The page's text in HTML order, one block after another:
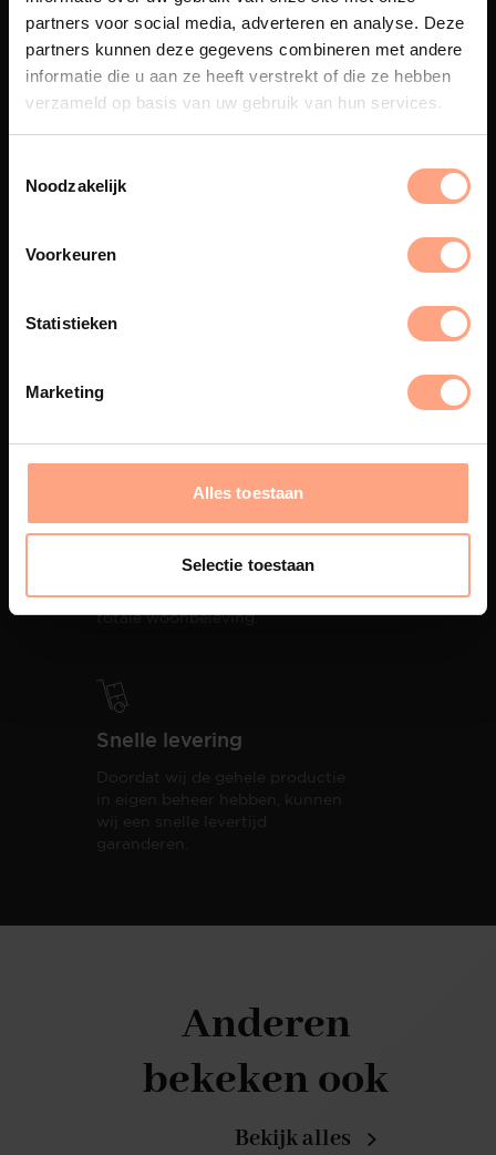
partners voor social media, adverteren en analyse. Deze
partners kunnen deze gegevens combineren met andere
informatie die u aan ze heeft verstrekt of die ze hebben
verzameld op basis van uw gebruik van hun services.
Noodzakelijk
Voorkeuren
Statistieken
Marketing
Alles toestaan
Selectie toestaan
Maatwerk
Een exclusieve handgemaakte
De meubelen worden in onze
componenten lak.
ontzorging van eerste schets tot
oplevering,met als resultaat een
totale woonbeleving.
Snelle levering
Doordat wij de gehele productie
in eigen beheer hebben, kunnen
wij een snelle levertijd
garanderen.
Anderen
bekeken ook
Bekijk alles